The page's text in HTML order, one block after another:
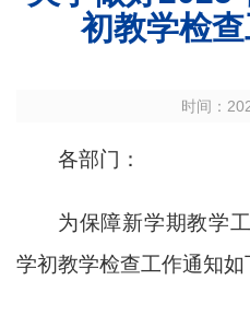
初教学检
时间：
各部门：
为保障新学期教学
学初教学检查工作通知如